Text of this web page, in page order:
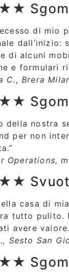
di mio
di alcuni
e formulari
C., Brera
della nostra
per non
Operations,
casa di
tutto pulito.
avere
Sesto San